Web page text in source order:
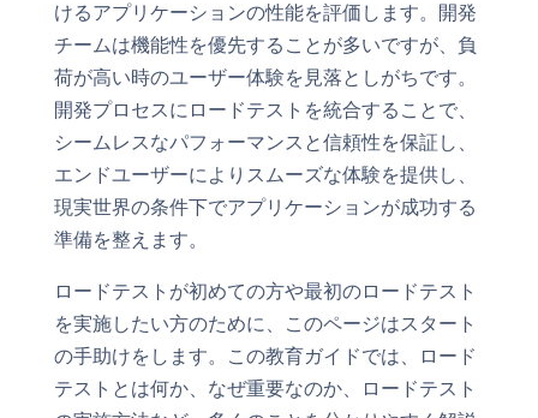
けるアプリケーションの性能を評価します。開発
チームは機能性を優先することが多いですが、負
荷が高い時のユーザー体験を見落としがちです。
開発プロセスにロードテストを統合することで、
シームレスなパフォーマンスと信頼性を保証し、
エンドユーザーによりスムーズな体験を提供し、
現実世界の条件下でアプリケーションが成功する
準備を整えます。
ロードテストが初めての方や最初のロードテスト
を実施したい方のために、このページはスタート
の手助けをします。この教育ガイドでは、ロード
テストとは何か、なぜ重要なのか、ロードテスト